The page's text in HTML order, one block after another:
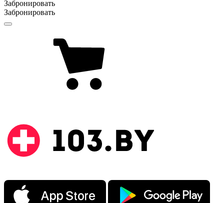
Забронировать
Забронировать